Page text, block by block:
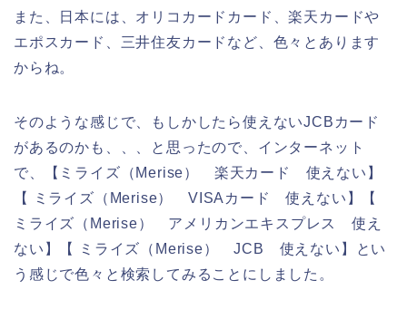
また、日本には、オリコカードカード、楽天カードや
エポスカード、三井住友カードなど、色々とあります
からね。
そのような感じで、もしかしたら使えないJCBカード
があるのかも、、、と思ったので、インターネット
で、【ミライズ（Merise） 楽天カード 使えない】
【 ミライズ（Merise） VISAカード 使えない】【
ミライズ（Merise） アメリカンエキスプレス 使え
ない】【 ミライズ（Merise） JCB 使えない】とい
う感じで色々と検索してみることにしました。